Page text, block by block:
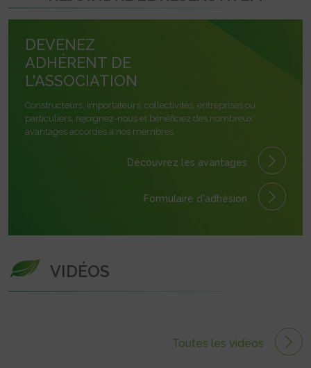
DEVENEZ
ADHÉRENT DE
L'ASSOCIATION
Constructeurs, importateurs, collectivités, entreprises ou
particuliers, rejoignez-nous et bénéficiez des nombreux
avantages accordés à nos membres.
Découvrez les avantages
Formulaire d'adhésion
VIDÉOS
Toutes les vidéos